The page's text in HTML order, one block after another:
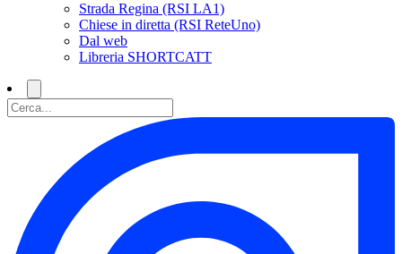
Strada Regina (RSI LA1)
Chiese in diretta (RSI ReteUno)
Dal web
Libreria SHORTCATT